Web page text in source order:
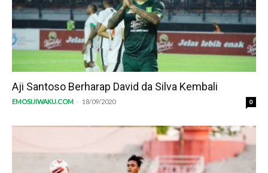
Aji Santoso Berharap David da Silva Kembali
EMOSIJIWAKU.COM - 18/09/2020 0